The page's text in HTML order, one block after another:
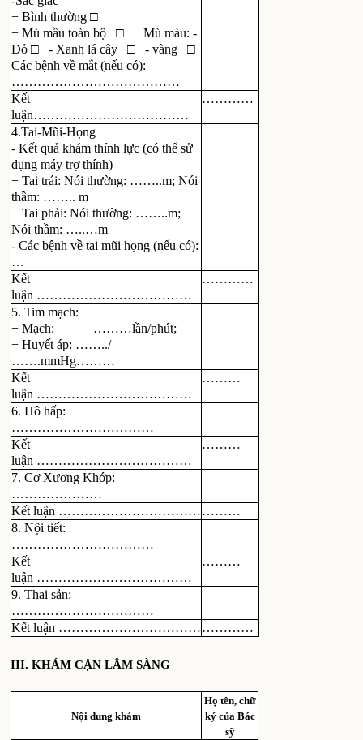
+ Bình thường □
+ Mù mầu toàn bộ □ Mù màu: -
Đỏ □ - Xanh lá cây □ - vàng □
Các bệnh về mắt (nếu có):
…………………………………
Kết
luận………………………………
…………
4.Tai-Mũi-Họng
- Kết quả khám thính lực (có thể sử
dụng máy trợ thính)
+ Tai trái: Nói thường: ……..m; Nói
thầm: …….. m
+ Tai phải: Nói thường: ……..m;
Nói thầm: …..…m
- Các bệnh về tai mũi họng (nếu có):
…
Kết
luận ………………………………
…………
5. Tim mạch:
+ Mạch: ………lần/phút;
+ Huyết áp: ……../
…….mmHg………
Kết
luận ………………………………
………
6. Hô hấp:
……………………………
Kết
luận ………………………………
………
7. Cơ Xương Khớp:
…………………
Kết luận ……………………………………
8. Nội tiết:
……………………………
Kết
luận ………………………………
………
9. Thai sản:
……………………………
Kết luận ………………………………………
III. KHÁM CẬN LÂM SÀNG
Nội dung khám
Họ tên, chữ
ký của Bác
sỹ